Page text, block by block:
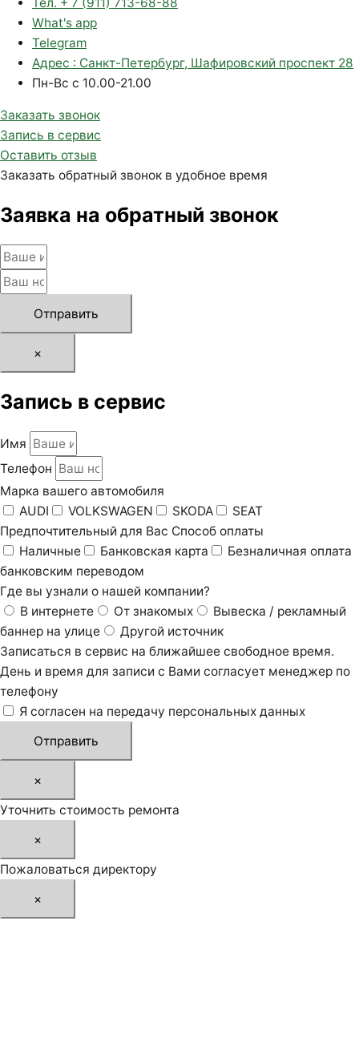
What's app
Telegram
Адрес : Санкт-Петербург, Шафировский проспект 28
Пн-Вс с 10.00-21.00
Заказать звонок
Запись в сервис
Оставить отзыв
Заказать обратный звонок в удобное время
Заявка на обратный звонок
Отправить
×
Запись в сервис
Имя
Телефон
Марка вашего автомобиля
AUDI
VOLKSWAGEN SKODA
SEAT
Предпочтительный для Вас Способ оплаты
Наличные
Банковская карта
Безналичная оплата
банковским переводом
Где вы узнали о нашей компании?
В интернете
От знакомых
Вывеска / рекламный
баннер на улице
Другой источник
Записаться в сервис на ближайшее свободное время.
День и время для записи с Вами согласует менеджер по
телефону
Я согласен на передачу персональных данных
Отправить
×
Уточнить стоимость ремонта
×
Пожаловаться директору
×